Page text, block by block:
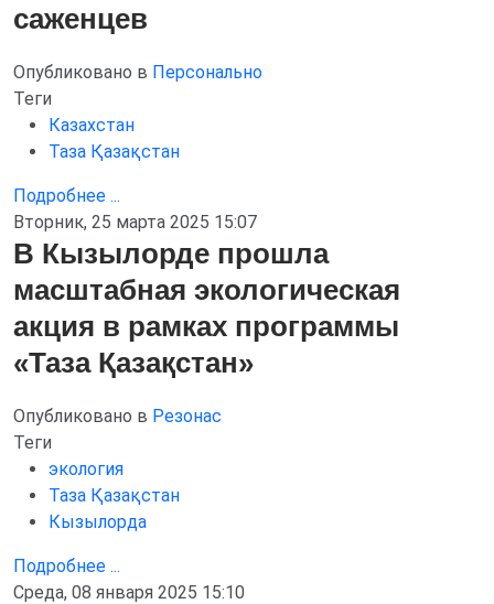
саженцев
Опубликовано в Персонально
Теги
Казахстан
Таза Қазақстан
Подробнее ...
Вторник, 25 марта 2025 15:07
В Кызылорде прошла
масштабная экологическая
акция в рамках программы
«Таза Қазақстан»
Опубликовано в Резонас
Теги
экология
Таза Қазақстан
Кызылорда
Подробнее ...
Среда, 08 января 2025 15:10